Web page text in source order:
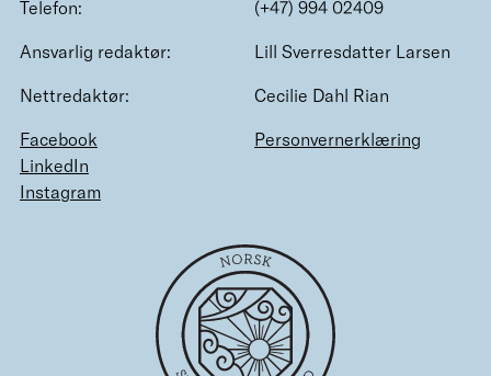
Telefon:
(+47) 994 02409
Ansvarlig redaktør:
Lill Sverresdatter Larsen
Nettredaktør:
Cecilie Dahl Rian
Facebook
LinkedIn
Instagram
Personvernerklæring